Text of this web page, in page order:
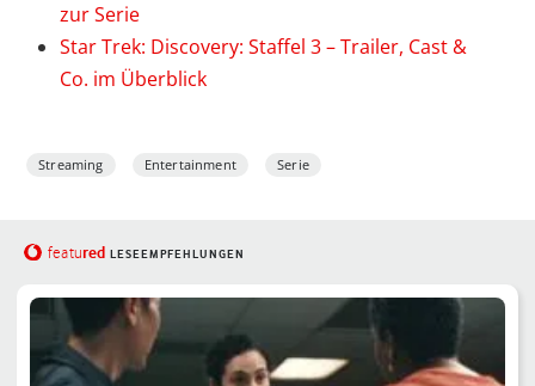
zur Serie
Star Trek: Discovery: Staffel 3 – Trailer, Cast &
Co. im Überblick
Streaming Entertainment Serie
featured LESEEMPFEHLUNGEN